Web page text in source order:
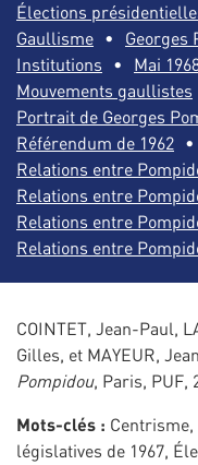
Élections
Gaullisme
Georges
Institutions
Mai
Mouvements gaullistes
Portrait de Georges
Référendum de 1962
Relations entre
Relations entre
Relations entre
Relations entre
COINTET, Jean-Paul,
Gilles, et MAYEUR,
Pompidou, Paris, PUF,
Mots-clés : Centrisme,
législatives de 1967,